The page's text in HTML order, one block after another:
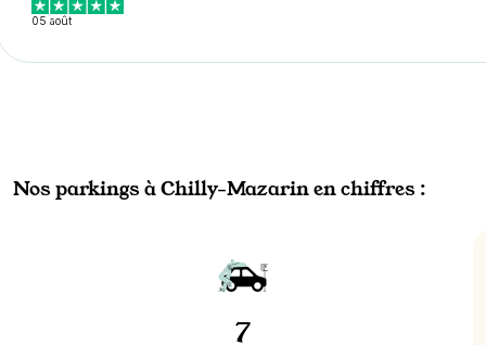
05 août
Nos parkings à Chilly-Mazarin en chiffres :
7